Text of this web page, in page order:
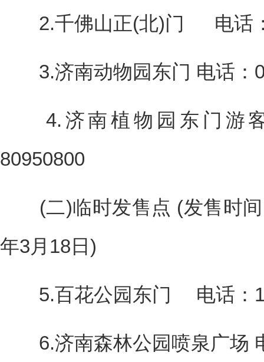
2.千佛山正(北)门 电话：
3.济南动物园东门 电话：
4.济南植物园东门游客
80950800
(二)临时发售点 (发售时间
年3月18日)
5.百花公园东门 电话：
6.济南森林公园喷泉广场